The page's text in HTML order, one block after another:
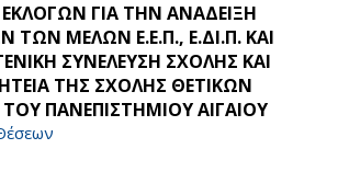
ΓΙΑ ΤΗΝ ΑΝΑΔΕΙΞΗ
ΤΩΝ ΜΕΛΩΝ Ε.Ε.Π., Ε.ΔΙ.Π. ΚΑΙ
ΣΥΝΕΛΕΥΣΗ ΣΧΟΛΗΣ ΚΑΙ
ΤΗΣ ΣΧΟΛΗΣ ΘΕΤΙΚΩΝ
ΠΑΝΕΠΙΣΤΗΜΙΟΥ ΑΙΓΑΙΟΥ